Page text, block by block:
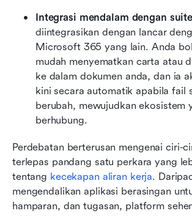
Integrasi mendalam dengan
diintegrasikan dengan lancar
Microsoft 365 yang lain. Anda
mudah menyematkan carta atau
ke dalam dokumen anda, dan ia
kini secara automatik apabila fail
berubah, mewujudkan ekosistem
berhubung.
Perdebatan berterusan mengenai ciri-
terlepas pandang satu perkara yang
tentang kecekapan aliran kerja.
mengendalikan aplikasi berasingan
hamparan, dan tugasan, platform